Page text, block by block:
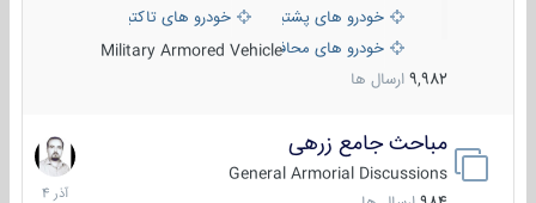
خودرو های پشتیبانی آتش ، شناسایی و ضد تانک
خودرو های تاکتیکی نظامی
خودرو های محافظت شدهMilitary Armored Vehicle
9,982 ارسال ها
مباحث جامع زرهی
General Armorial Discussions
7
آذر
1404